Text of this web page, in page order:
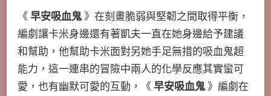
《 早安吸血鬼》在刻畫脆弱與堅韌之間取得平衡，
編劇讓卡米身邊還有著凱夫一直在她身邊給予建議
和幫助，他幫助卡米面對另她手足無措的吸血鬼超
能力，這一連串的冒險中兩人的化學反應其實蠻可
愛，也有幽默可愛的互動，《 早安吸血鬼》編劇在